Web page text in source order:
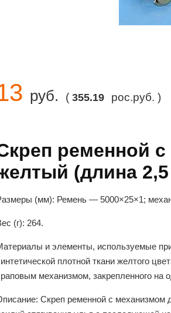
руб. ( 355.19 рос.руб. )
ременной
(длина
(мм): Ремень ― 5000×25×1;
(г): 264.
и элементы, используемые при
плотной ткани желтого
механизмом, закрепленного на
Скреп ременной с механизмом